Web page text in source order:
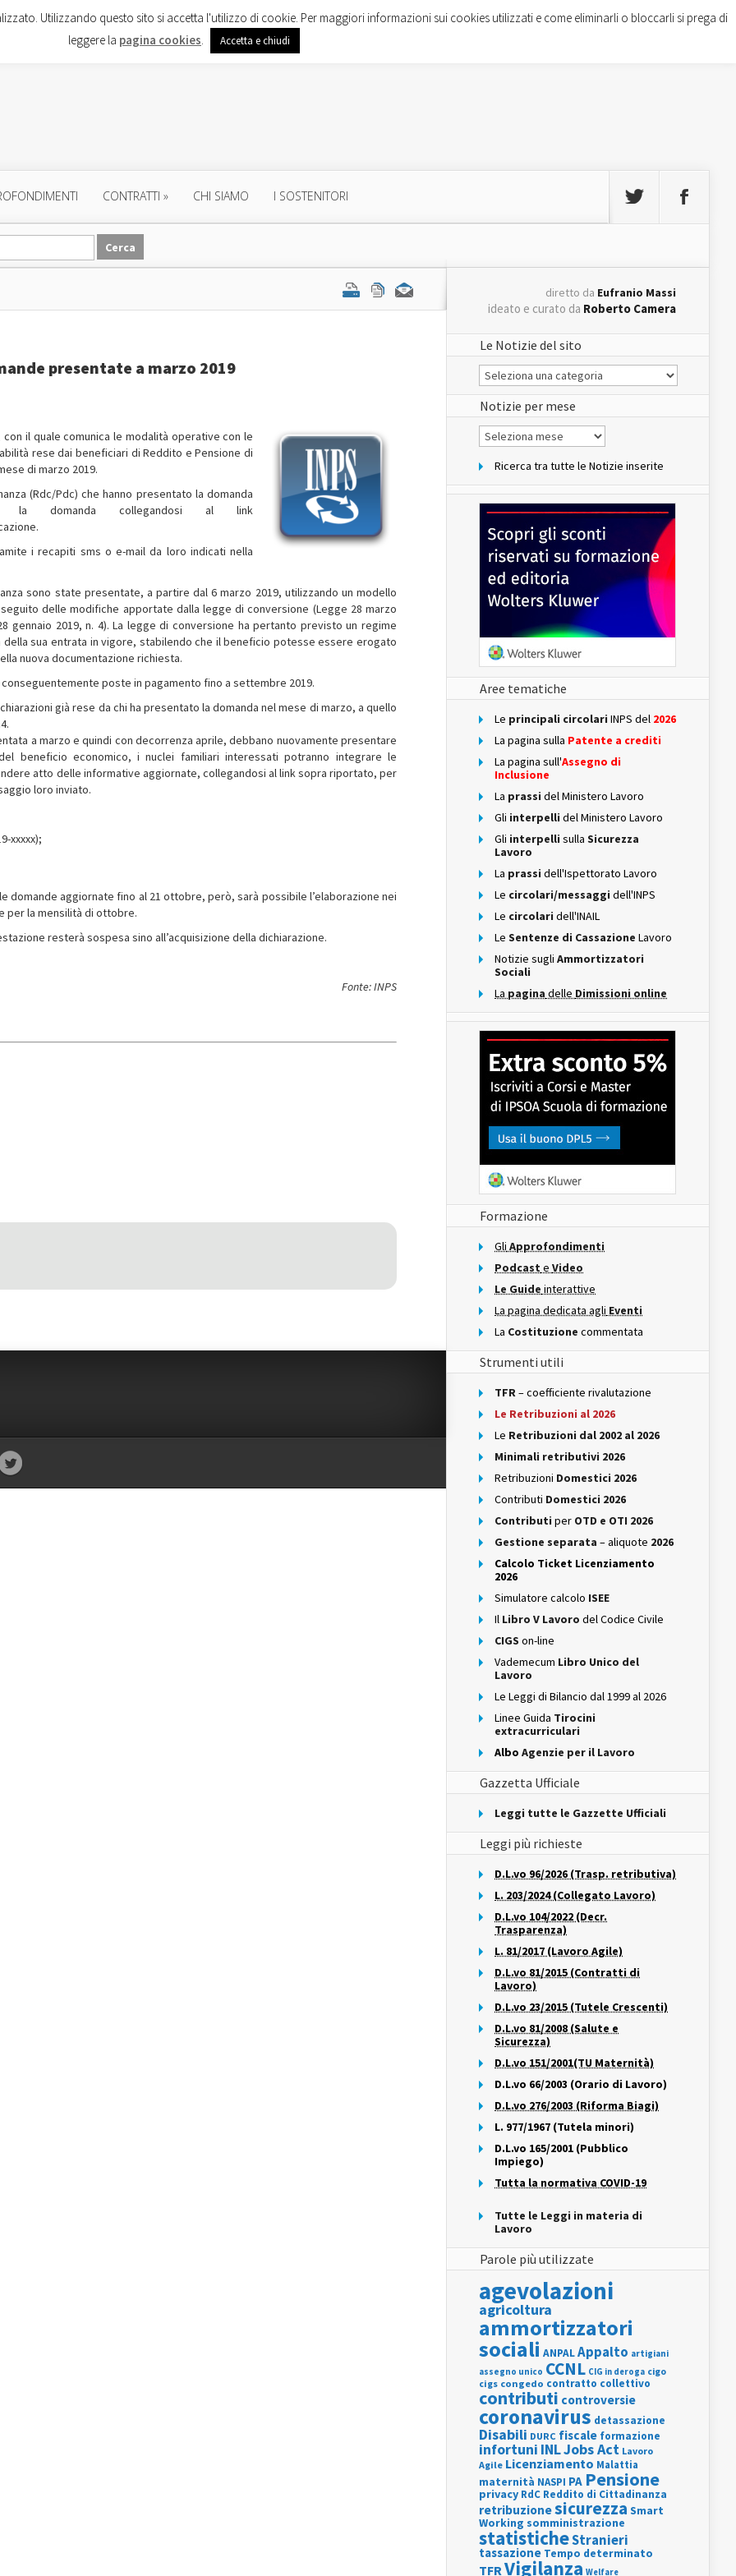
CONTRATTI » CHI SIAMO I SOSTENITORI
presentate a marzo 2019
con il qualecomunicale modalità operative con le
rese dai beneficiari di Reddito e Pensione di
di marzo 2019.
(Rdc/Pdc) che hanno presentato la domanda
domanda collegandosi al link
i recapiti sms o e-mail da loro indicati nella
sono state presentate, a partire dal 6 marzo 2019, utilizzando un modello
delle modifiche apportate dalla legge di conversione (Legge 28 marzo
gennaio 2019, n. 4). La legge di conversione ha pertanto previsto un regime
sua entrata in vigore, stabilendo che il beneficio potesse essere erogato
nuova documentazione richiesta.
poste in pagamento fino a settembre 2019.
già rese da chi ha presentato la domanda nel mese di marzo, a quello
a marzo e quindi con decorrenza aprile, debbano nuovamente presentare
beneficio economico, i nuclei familiari interessati potranno integrare le
atto delle informative aggiornate, collegandosi al link sopra riportato, per
loro inviato.
xxxxx);
domande aggiornate fino al 21 ottobre, però, sarà possibile l’elaborazione nei
per la mensilità di ottobre.
resterà sospesa sino all’acquisizione della dichiarazione.
Fonte: INPS
diretto da Eufranio Massi
ideato e curato da Roberto Camera
Le Notizie del sito
Le
Notizie
del
sito
Notizie per mese
Notizie
per
Ricerca tra tutte le Notizie inserite
Aree tematiche
Le principali circolari INPS del 2026
La pagina sulla Patente a crediti
La pagina sull'Assegno di
Inclusione
La prassi del Ministero Lavoro
Gli interpelli del Ministero Lavoro
Gli interpelli sulla Sicurezza
Lavoro
La prassi dell'Ispettorato Lavoro
Le circolari/messaggi dell'INPS
Le circolari dell'INAIL
Le Sentenze di Cassazione Lavoro
Notizie sugli Ammortizzatori
Sociali
La pagina delle Dimissioni online
Formazione
Gli Approfondimenti
Podcast e Video
Le Guide interattive
La pagina dedicata agli Eventi
La Costituzione commentata
Strumenti utili
TFR– coefficiente rivalutazione
Le Retribuzioni al 2026
Le Retribuzioni dal 2002 al 2026
Minimali retributivi 2026
Retribuzioni Domestici 2026
Contributi Domestici 2026
Contributi per OTD e OTI 2026
Gestione separata – aliquote 2026
Calcolo Ticket Licenziamento
2026
Simulatore calcolo ISEE
Il Libro V Lavoro del Codice Civile
CIGS on-line
Vademecum Libro Unico del
Lavoro
Le Leggi di Bilancio dal 1999 al 2026
Linee Guida Tirocini
extracurriculari
Albo Agenzie per il Lavoro
Gazzetta Ufficiale
Leggi tutte le Gazzette Ufficiali
Leggi più richieste
D.L.vo 96/2026 (Trasp. retributiva)
L. 203/2024 (Collegato Lavoro)
D.L.vo 104/2022 (Decr.
Trasparenza)
L. 81/2017 (Lavoro Agile)
D.L.vo 81/2015 (Contratti di
Lavoro)
D.L.vo 23/2015 (Tutele Crescenti)
D.L.vo 81/2008 (Salute e
Sicurezza)
D.L.vo 151/2001(TU Maternità)
D.L.vo 66/2003 (Orario di Lavoro)
D.L.vo 276/2003 (Riforma Biagi)
L. 977/1967 (Tutela minori)
D.L.vo 165/2001 (Pubblico
Impiego)
Tutta la normativa COVID-19
Tutte le Leggi in materia di
Lavoro
Parole più utilizzate
agevolazioni
agricoltura
ammortizzatori
sociali ANPALAppalto artigiani
assegno unico CCNL CIG in deroga cigo
cigs congedo contratto collettivo
contributi controversie
coronavirus detassazione
Disabili DURC fiscale formazione
infortuni INLJobs Act Lavoro
Agile Licenziamento Malattia
maternità NASPI PA Pensione
privacy RdC Reddito di Cittadinanza
retribuzionesicurezza Smart
Working somministrazione
statisticheStranieri
tassazione Tempo determinato
TFRVigilanza Welfare
Utilizzando questo sito si accetta l'utilizzo di cookie. Per maggiori informazioni sui cookies utilizzati e come eliminarli o bloccarli si prega di
leggere la pagina cookies. Accetta e chiudi